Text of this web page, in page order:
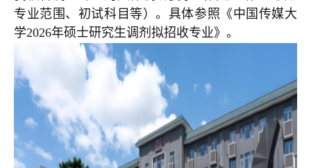
专业范围、初试科目等）。具体参照《中国传媒大
学2026年硕士研究生调剂拟招收专业》。